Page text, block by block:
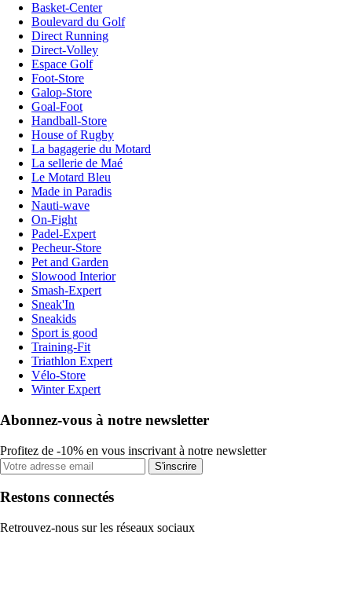
Basket-Center
Boulevard du Golf
Direct Running
Direct-Volley
Espace Golf
Foot-Store
Galop-Store
Goal-Foot
Handball-Store
House of Rugby
La bagagerie du Motard
La sellerie de Maé
Le Motard Bleu
Made in Paradis
Nauti-wave
On-Fight
Padel-Expert
Pecheur-Store
Pet and Garden
Slowood Interior
Smash-Expert
Sneak'In
Sneakids
Sport is good
Training-Fit
Triathlon Expert
Vélo-Store
Winter Expert
Abonnez-vous à notre newsletter
Profitez de -10% en vous inscrivant à notre newsletter
S'inscrire
Restons connectés
Retrouvez-nous sur les réseaux sociaux